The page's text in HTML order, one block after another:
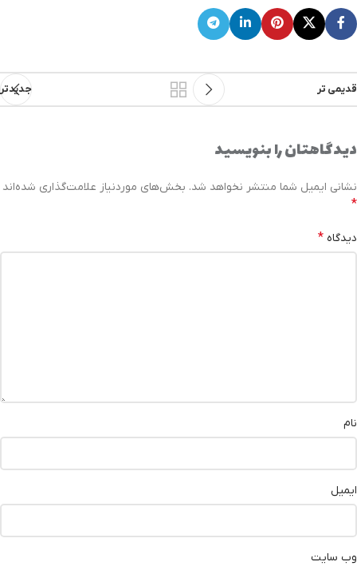
جدیدتر قدیمی تر
دیدگاهتان را بنویسید
نشانی ایمیل شما منتشر نخواهد شد. بخش‌های موردنیاز علامت‌گذاری شده‌اند
*
دیدگاه *
نام
ایمیل
وب‌ سایت